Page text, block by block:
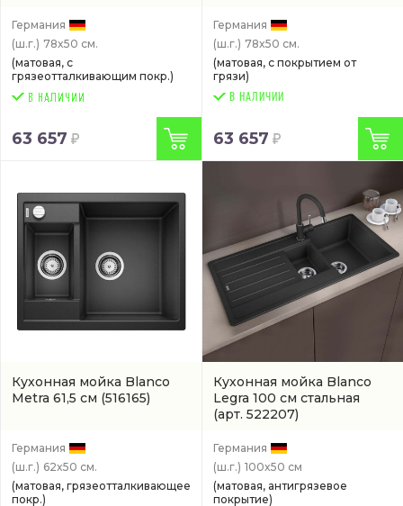
Германия
(ш.г.) 78x50 см.
(матовая, с
грязеотталкивающим покр.)
63 657
Германия
(ш.г.) 78x50 см.
(матовая, с покрытием от
грязи)
В НАЛИЧИИ
63 657
Кухонная мойка Blanco
Metra 61,5 см (516165)
Германия
(ш.г.) 62x50 см.
(матовая, грязеотталкивающее
покр.)
Кухонная мойка Blanco
Legra 100 см стальная
(арт. 522207)
Германия
(ш.г.) 100x50 см
(матовая, антигрязевое
покрытие)